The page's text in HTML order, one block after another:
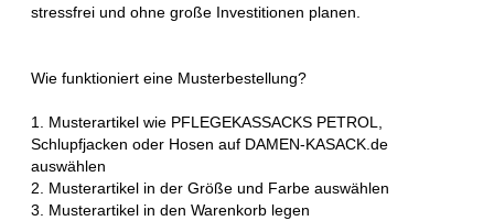
stressfrei und ohne große Investitionen planen.
Wie funktioniert eine Musterbestellung?
1. Musterartikel wie PFLEGEKASSACKS PETROL,
Schlupfjacken oder Hosen auf DAMEN-KASACK.de
auswählen
2. Musterartikel in der Größe und Farbe auswählen
3. Musterartikel in den Warenkorb legen